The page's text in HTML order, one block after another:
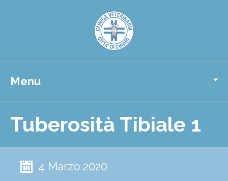
Menu
Tuberosità Tibiale 1
4 Marzo 2020